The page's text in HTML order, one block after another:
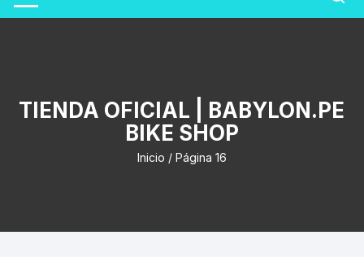
TIENDA OFICIAL | BABYLON.PE
BIKE SHOP
Inicio / Página 16